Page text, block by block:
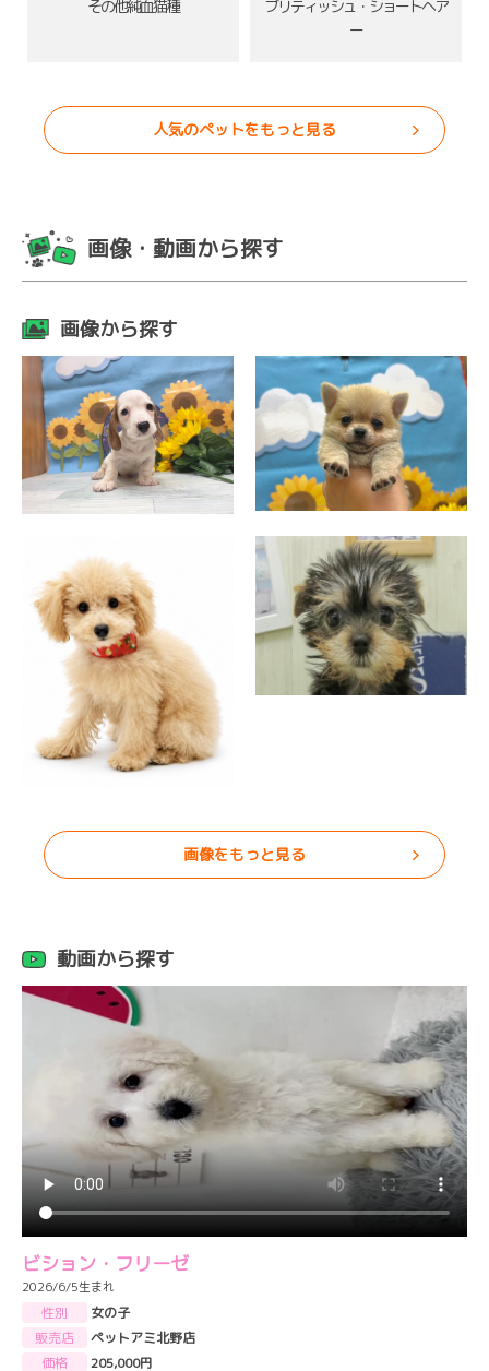
その他純血猫種
ブリティッシュ・ショートヘア
ー
人気のペットをもっと見る
画像・動画から探す
画像から探す
画像をもっと見る
動画から探す
ビション・フリーゼ
2026/6/5生まれ
性別
女の子
販売店
ペットアミ北野店
価格
205,000円